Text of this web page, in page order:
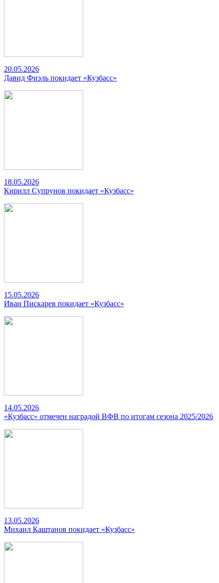
20.05.2026
Давид Фиэль покидает «Кузбасс»
18.05.2026
Кирилл Супрунов покидает «Кузбасс»
15.05.2026
Иван Пискарев покидает «Кузбасс»
14.05.2026
«Кузбасс» отмечен наградой ВФВ по итогам сезона 2025/2026
13.05.2026
Михаил Каштанов покидает «Кузбасс»